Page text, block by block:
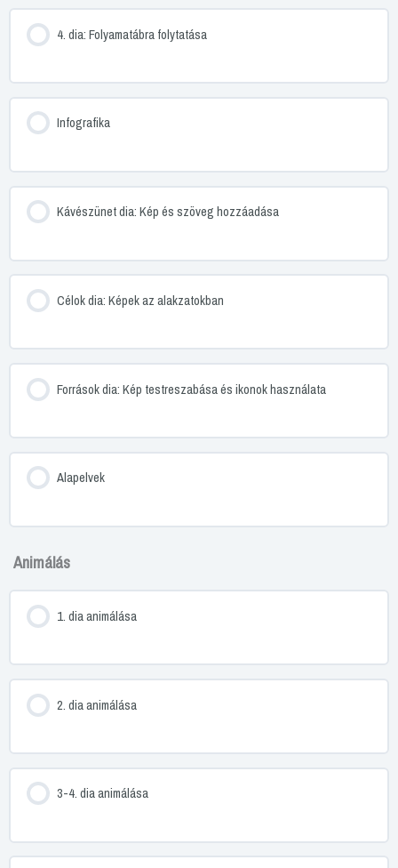
4. dia: Folyamatábra folytatása
Infografika
Kávészünet dia: Kép és szöveg hozzáadása
Célok dia: Képek az alakzatokban
Források dia: Kép testreszabása és ikonok használata
Alapelvek
Animálás
1. dia animálása
2. dia animálása
3-4. dia animálása